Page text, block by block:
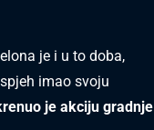
je i u to doba,
imao svoju
je akciju gradnje